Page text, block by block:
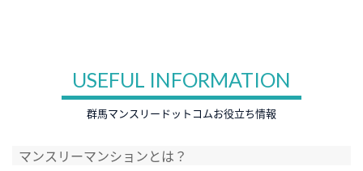
USEFUL INFORMATION
群馬マンスリードットコムお役立ち情報
マンスリーマンションとは？